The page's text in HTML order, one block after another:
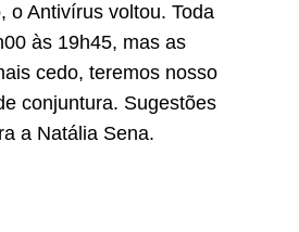
o Antivírus voltou. Toda
às 19h45, mas as
cedo, teremos nosso
conjuntura. Sugestões
a Natália Sena.